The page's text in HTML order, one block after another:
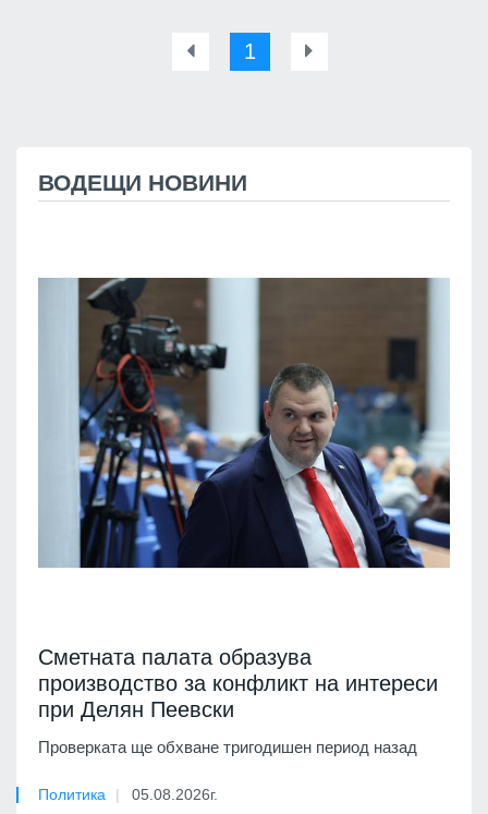
1
ВОДЕЩИ НОВИНИ
Сметната палата образува
производство за конфликт на интереси
при Делян Пеевски
Проверката ще обхване тригодишен период назад
Политика 05.08.2026г.